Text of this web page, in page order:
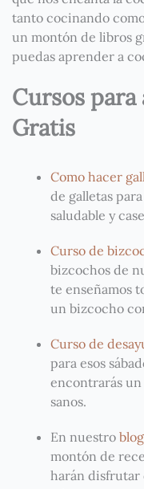
tanto cocinando
un montón de libros
puedas aprender a
Cursos
Gratis
Como hacer
de galletas
saludable y
Curso de
bizcochos de
te enseñamos
un bizcocho
Curso de
para esos
encontrarás
sanos.
En nuestro
montón de
harán disfrutar